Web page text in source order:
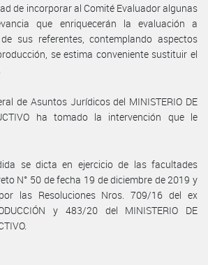
de incorporar al Comité Evaluador algunas
que enriquecerán la evaluación a
sus referentes, contemplando aspectos
se estima conveniente sustituir el
de Asuntos Jurídicos del MINISTERIO DE
ha tomado la intervención que le
se dicta en ejercicio de las facultades
N° 50 de fecha 19 de diciembre de 2019 y
las Resoluciones Nros. 709/16 del ex
y 483/20 del MINISTERIO DE